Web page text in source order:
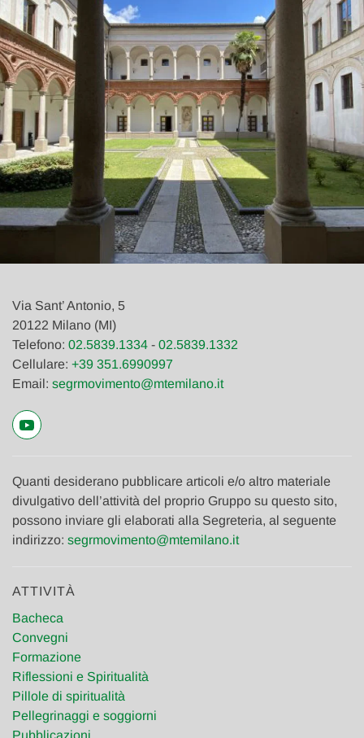
Via Sant’ Antonio, 5
20122 Milano (MI)
Telefono: 02.5839.1334 - 02.5839.1332
Cellulare: +39 351.6990997
Email: segrmovimento@mtemilano.it
Quanti desiderano pubblicare articoli e/o altro materiale
divulgativo dell’attività del proprio Gruppo su questo sito,
possono inviare gli elaborati alla Segreteria, al seguente
indirizzo: segrmovimento@mtemilano.it
ATTIVITÀ
Bacheca
Convegni
Formazione
Riflessioni e Spiritualità
Pillole di spiritualità
Pellegrinaggi e soggiorni
Pubblicazioni